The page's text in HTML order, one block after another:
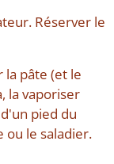
Réserver le
la pâte (et le
la vaporiser
pied du
ou le saladier.